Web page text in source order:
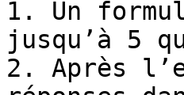
1. Un
jusqu’à 5
2. Après